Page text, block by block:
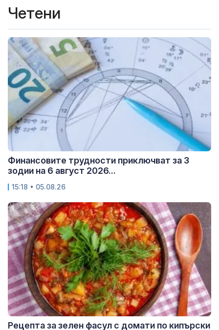
Четени
Финансовите трудности приключват за 3
зодии на 6 август 2026...
15:18 • 05.08.26
Рецепта за зелен фасул с домати по кипърски